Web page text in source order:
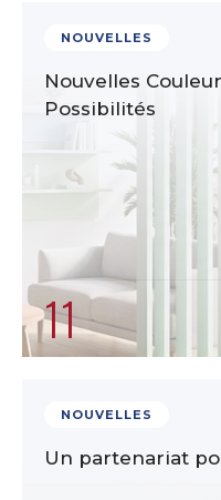
NOUVELLES
Nouvelles
Possibilités
11
NOUVELLES
Un partenariat